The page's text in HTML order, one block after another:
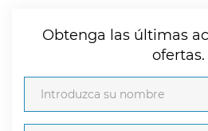
Obtenga las últimas
ofertas.